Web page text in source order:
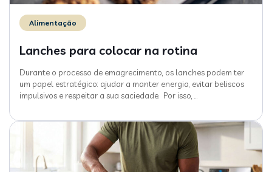
Alimentação
Lanches para colocar na rotina
Durante o processo de emagrecimento, os lanches podem ter
um papel estratégico: ajudar a manter energia, evitar beliscos
impulsivos e respeitar a sua saciedade. Por isso,